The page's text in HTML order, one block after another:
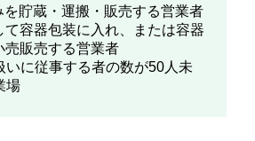
を貯蔵・運搬・販売する営業者
て容器包装に入れ、または容器
売販売する営業者
いに従事する者の数が50人未
場